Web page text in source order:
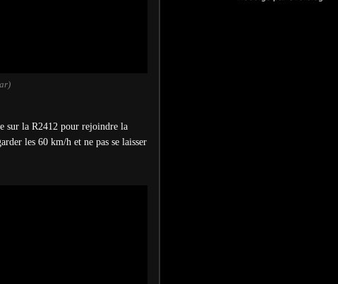
sur la R2412 pour rejoindre la
les 60 km/h et ne pas se laisser